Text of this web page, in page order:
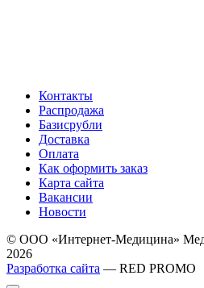
Контакты
Распродажа
Базисрубли
Доставка
Оплата
Как оформить заказ
Карта сайта
Вакансии
Новости
© ООО «Интернет-Медицина»
2026
Разработка сайта — RED PROMO